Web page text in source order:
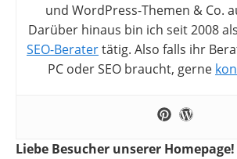
und WordPress-Themen & Co.
Darüber hinaus bin ich seit 2008
SEO-Beratertätig. Also falls ihr
PC oder SEO braucht, gerne
Liebe Besucher unserer Homepage!